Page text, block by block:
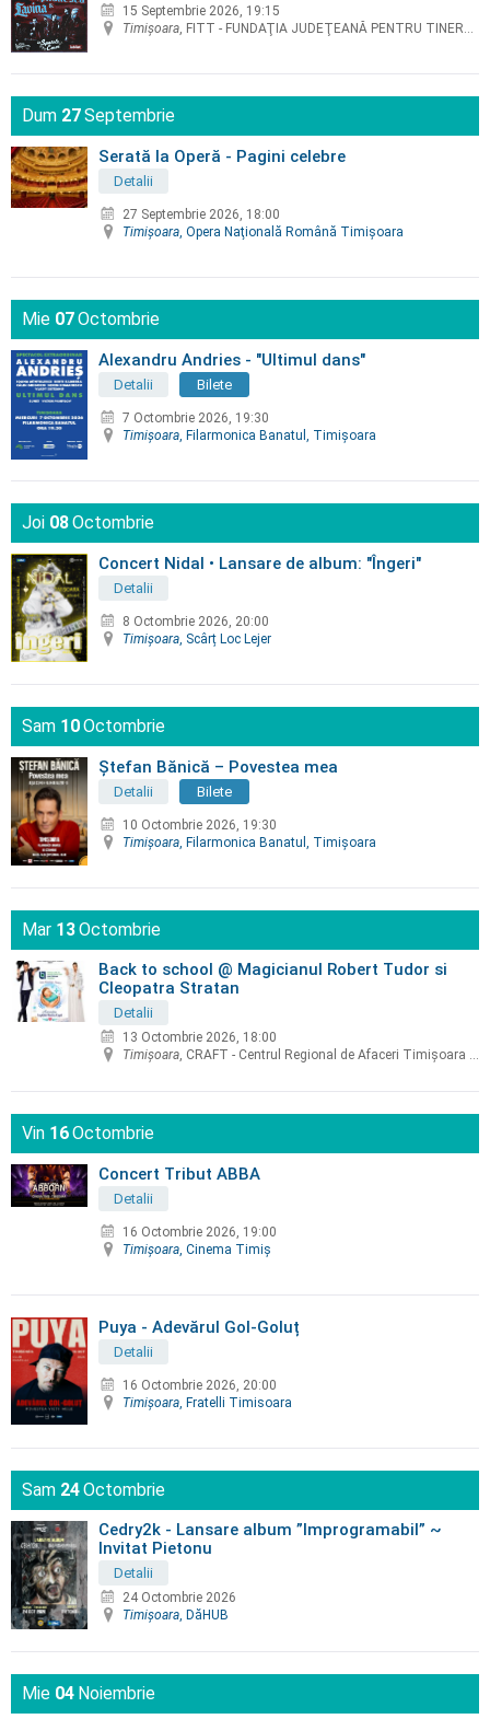
15 Septembrie 2026, 19:15
Timişoara , FITT - FUNDAŢIA JUDEŢEANĂ PENTRU TINERET TIMIŞ
Dum 27Septembrie
Serată la Operă - Pagini celebre
Detalii
27 Septembrie 2026, 18:00
Timişoara, Opera Naţională Română Timişoara
Mie 07Octombrie
Alexandru Andries - "Ultimul dans"
Detalii Bilete
7 Octombrie 2026, 19:30
Timişoara, Filarmonica Banatul, Timişoara
Joi 08Octombrie
Concert Nidal • Lansare de album: "Îngeri"
Detalii
8 Octombrie 2026, 20:00
Timişoara, Scârț Loc Lejer
Sam 10Octombrie
Ștefan Bănică – Povestea mea
Detalii Bilete
10 Octombrie 2026, 19:30
Timişoara, Filarmonica Banatul, Timişoara
Mar 13Octombrie
Back to school @ Magicianul Robert Tudor si
Cleopatra Stratan
Detalii
13 Octombrie 2026, 18:00
Timişoara, CRAFT - Centrul Regional de Afaceri Timișoara - CCIAT
Vin 16Octombrie
Concert Tribut ABBA
Detalii
16 Octombrie 2026, 19:00
Timişoara, Cinema Timiş
Puya - Adevărul Gol-Goluț
Detalii
16 Octombrie 2026, 20:00
Timişoara, Fratelli Timisoara
Sam 24Octombrie
Cedry2k - Lansare album ”Improgramabil” ~
Invitat Pietonu
Detalii
24 Octombrie 2026
Timişoara, DăHUB
Mie 04 Noiembrie